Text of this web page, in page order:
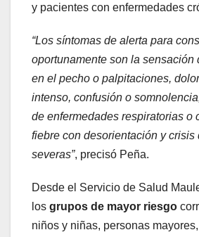
y pacientes con enfermedades
“Los síntomas de alerta para
oportunamente son la sensación
en el pecho o palpitaciones,
intenso, confusión o
de enfermedades respiratorias o
fiebre con desorientación y crisis
severas”, precisó Peña.
Desde el Servicio de Salud
los grupos de mayor riesgo
niños y niñas, personas